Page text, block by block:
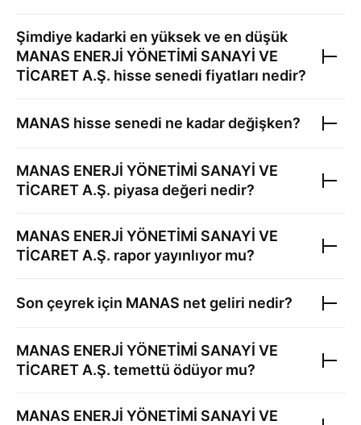
Şimdiye kadarki en yüksek ve en düşük
MANAS ENERJİ YÖNETİMİ SANAYİ VE
TİCARET A.Ş. hisse senedi fiyatları nedir?
MANAS hisse senedi ne kadar değişken?
MANAS ENERJİ YÖNETİMİ SANAYİ VE
TİCARET A.Ş. piyasa değeri nedir?
MANAS ENERJİ YÖNETİMİ SANAYİ VE
TİCARET A.Ş. rapor yayınlıyor mu?
Son çeyrek için MANAS net geliri nedir?
MANAS ENERJİ YÖNETİMİ SANAYİ VE
TİCARET A.Ş. temettü ödüyor mu?
MANAS ENERJİ YÖNETİMİ SANAYİ VE